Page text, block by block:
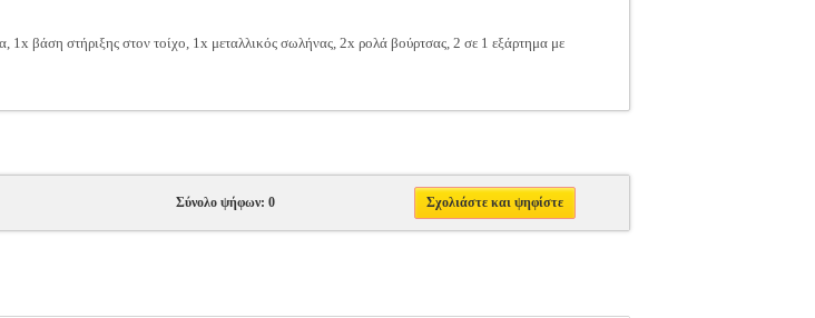
1x βάση στήριξης στον τοίχο, 1x μεταλλικός σωλήνας, 2x ρολά βούρτσας, 2 σε 1 εξάρτημα με
Σύνολο ψήφων: 0 Σχολιάστε και ψηφίστε